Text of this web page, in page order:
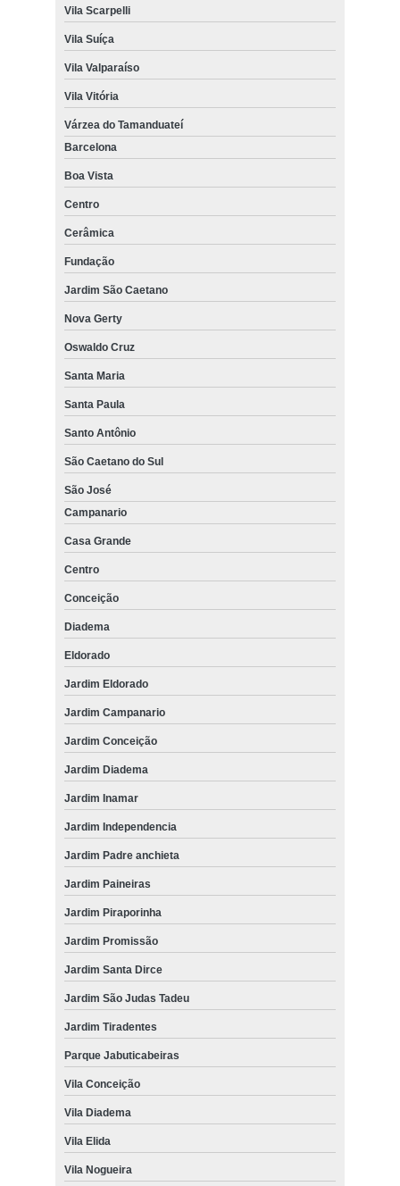
Vila Scarpelli
Vila Suíça
Vila Valparaíso
Vila Vitória
Várzea do Tamanduateí
Barcelona
Boa Vista
Centro
Cerâmica
Fundação
Jardim São Caetano
Nova Gerty
Oswaldo Cruz
Santa Maria
Santa Paula
Santo Antônio
São Caetano do Sul
São José
Campanario
Casa Grande
Centro
Conceição
Diadema
Eldorado
Jardim Eldorado
Jardim Campanario
Jardim Conceição
Jardim Diadema
Jardim Inamar
Jardim Independencia
Jardim Padre anchieta
Jardim Paineiras
Jardim Piraporinha
Jardim Promissão
Jardim Santa Dirce
Jardim São Judas Tadeu
Jardim Tiradentes
Parque Jabuticabeiras
Vila Conceição
Vila Diadema
Vila Elida
Vila Nogueira